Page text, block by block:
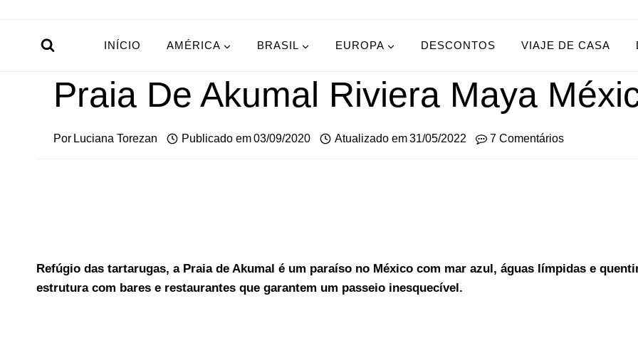
INÍCIO AMÉRICA BRASIL EUROPA DESCONTOS VIAJE DE CASA
Praia De Akumal Riviera Maya
Por Luciana Torezan Publicado em03/09/2020 Atualizado em 31/05/2022 7 Comentários
Refúgio das tartarugas, a Praia de Akumal é um paraíso no México com mar azul, águas límpidas e
estrutura com bares e restaurantes que garantem um passeio inesquecível.